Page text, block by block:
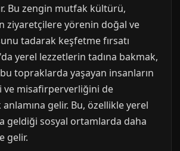
Bu zengin mutfak kültürü,
ziyaretçilere yörenin doğal ve
tadarak keşfetme fırsatı
yerel lezzetlerin tadına bakmak,
topraklarda yaşayan insanların
ve misafirperverliğini de
gelir. Bu, özellikle yerel
geldiği sosyal ortamlarda daha
gelir.